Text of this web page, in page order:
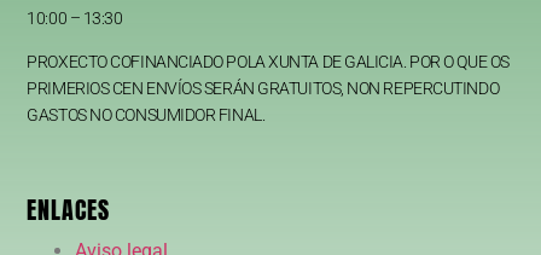
10:00 – 13:30
PROXECTO COFINANCIADO POLA XUNTA DE GALICIA. POR O QUE OS
PRIMERIOS CEN ENVÍOS SERÁN GRATUITOS, NON REPERCUTINDO
GASTOS NO CONSUMIDOR FINAL.
ENLACES